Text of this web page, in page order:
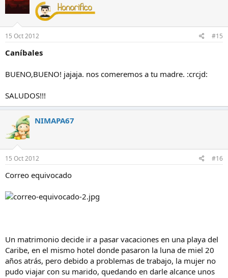
15 Oct 2012 #15
Caníbales
BUENO,BUENO! jajaja. nos comeremos a tu madre. :crcjd:
SALUDOS!!!
NIMAPA67
15 Oct 2012 #16
Correo equivocado
Un matrimonio decide ir a pasar vacaciones en una playa del
Caribe, en el mismo hotel donde pasaron la luna de miel 20
años atrás, pero debido a problemas de trabajo, la mujer no
pudo viajar con su marido, quedando en darle alcance unos